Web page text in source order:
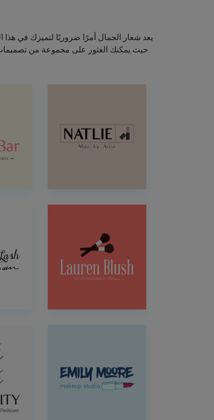
يعد شعار الجمال أمرًا ضروريًا لتميزك في
حيث يمكنك العثور على مجموعة من